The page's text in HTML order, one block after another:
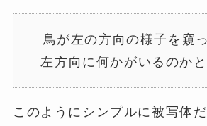
鳥が左の方向の様子を窺
左方向に何かがいるのか
このようにシンプルに被写体